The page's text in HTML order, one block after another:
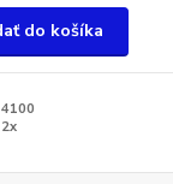
do košíka
4100
2x